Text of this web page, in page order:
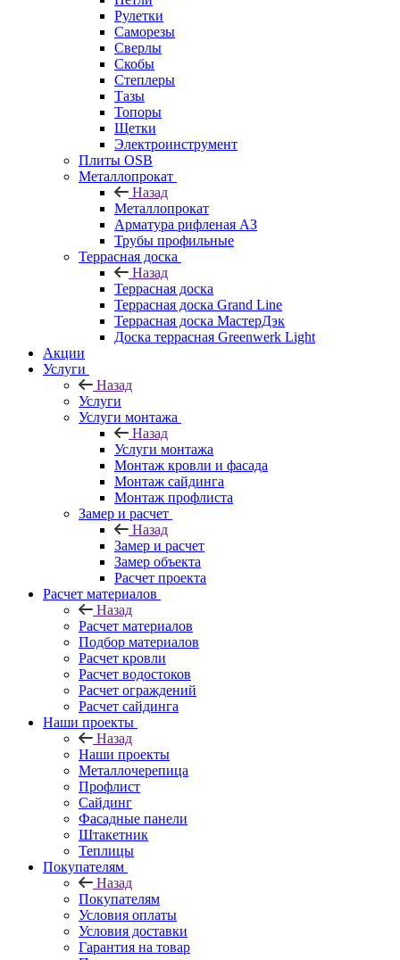
Рулетки
Саморезы
Сверлы
Скобы
Степлеры
Тазы
Топоры
Щетки
Электроинструмент
Плиты OSB
Металлопрокат
Назад
Металлопрокат
Арматура рифленая АЗ
Трубы профильные
Террасная доска
Назад
Террасная доска
Террасная доска Grand Line
Террасная доска МастерДэк
Доска террасная Greenwerk Light
Акции
Услуги
Назад
Услуги
Услуги монтажа
Назад
Услуги монтажа
Монтаж кровли и фасада
Монтаж сайдинга
Монтаж профлиста
Замер и расчет
Назад
Замер и расчет
Замер объекта
Расчет проекта
Расчет материалов
Назад
Расчет материалов
Подбор материалов
Расчет кровли
Расчет водостоков
Расчет ограждений
Расчет сайдинга
Наши проекты
Назад
Наши проекты
Металлочерепица
Профлист
Сайдинг
Фасадные панели
Штакетник
Теплицы
Покупателям
Назад
Покупателям
Условия оплаты
Условия доставки
Гарантия на товар